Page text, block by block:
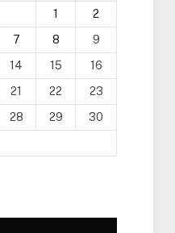
1
2
7 8
9
14 15
16
21 22
23
28 29
30